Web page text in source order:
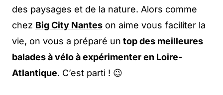
des paysages et de la nature. Alors comme
chez Big City Nantes on aime vous faciliter la
vie, on vous a préparé un top des meilleures
balades à vélo à expérimenter en Loire-
Atlantique. C’est parti ! 😉